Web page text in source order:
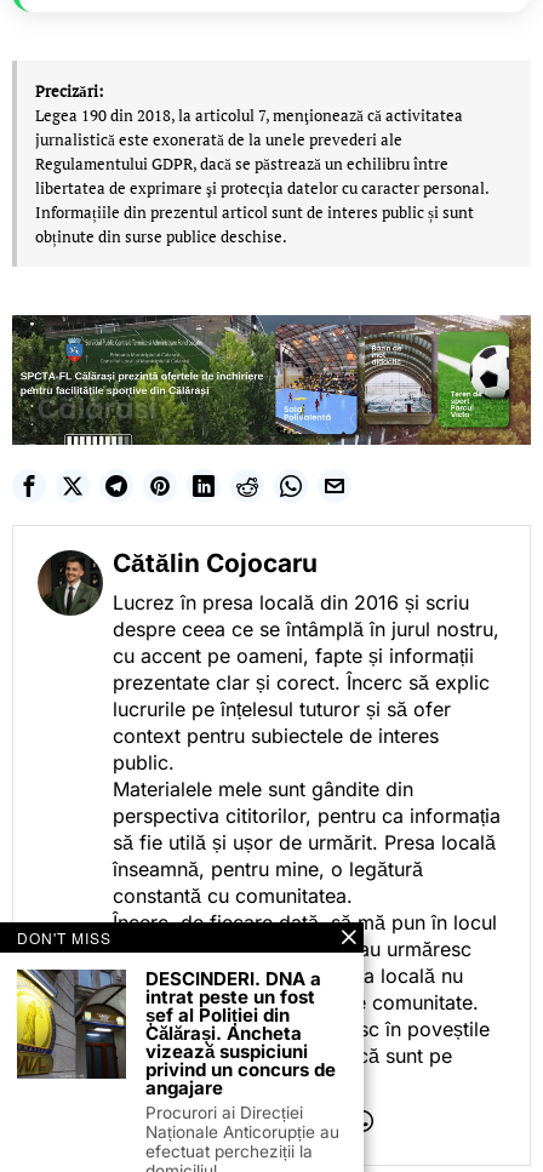
Precizări:
Legea 190 din 2018, la articolul 7, menţionează că activitatea
jurnalistică este exonerată de la unele prevederi ale
Regulamentului GDPR, dacă se păstrează un echilibru între
libertatea de exprimare şi protecţia datelor cu caracter personal.
Informațiile din prezentul articol sunt de interes public și sunt
obținute din surse publice deschise.
Cătălin Cojocaru
Lucrez în presa locală din 2016 și scriu
despre ceea ce se întâmplă în jurul nostru,
cu accent pe oameni, fapte și informații
prezentate clar și corect. Încerc să explic
lucrurile pe înțelesul tuturor și să ofer
context pentru subiectele de interes
public.
Materialele mele sunt gândite din
perspectiva cititorilor, pentru ca informația
să fie utilă și ușor de urmărit. Presa locală
înseamnă, pentru mine, o legătură
constantă cu comunitatea.
Încerc, de fiecare dată, să mă pun în locul
celor care citesc, privesc sau urmăresc
ceea ce fac. Pentru că presa locală nu
este despre mine, ci despre comunitate.
Iar dacă oamenii se regăsesc în poveștile
pe care le spun, înseamnă că sunt pe
drumul bun.
DON'T MISS
DESCINDERI. DNA a
intrat peste un fost
șef al Poliției din
Călărași. Ancheta
vizează suspiciuni
privind un concurs de
angajare
Procurori ai Direcției
Naționale Anticorupție au
efectuat percheziții la